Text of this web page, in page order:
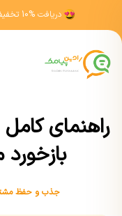
دریافت 10% تخفیف
راهنمای
جذب و حفظ